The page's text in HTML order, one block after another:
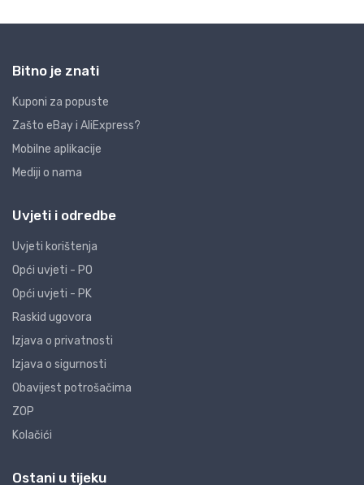
Bitno je znati
Kuponi za popuste
Zašto eBay i AliExpress?
Mobilne aplikacije
Mediji o nama
Uvjeti i odredbe
Uvjeti korištenja
Opći uvjeti - PO
Opći uvjeti - PK
Raskid ugovora
Izjava o privatnosti
Izjava o sigurnosti
Obavijest potrošačima
ZOP
Kolačići
Ostani u tijeku